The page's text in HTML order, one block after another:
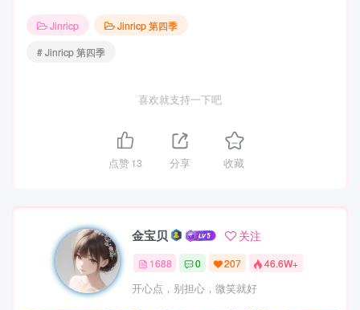
Jinricp
Jinricp 第四季
# Jinricp 第四季
喜欢就支持一下吧
点赞13 分享 收藏
金宝贝 关注
1688 0 207 46.6W+
开心点，别担心，微笑就好